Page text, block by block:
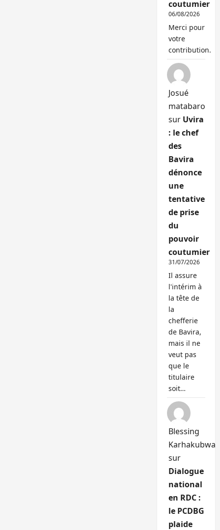
coutumier
06/08/2026
Merci pour
votre
contribution.
Josué
matabaro
sur Uvira
: le chef
des
Bavira
dénonce
une
tentative
de prise
du
pouvoir
coutumier
31/07/2026
Il assure
l'intérim à
la tête de
la
chefferie
de Bavira,
mais il ne
veut pas
que le
titulaire
soit…
Blessing
Karhakubwa
sur
Dialogue
national
en RDC :
le PCDBG
plaide